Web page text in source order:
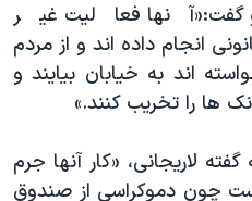
گفت:«آنها فعالیت غیر
انجام داده اند و از مردم
اند به خیابان بیایند و
ها را تخریب کنند.»
گفته لاریجانی، «کار آنها جرم
چون دموکراسی از صندوق